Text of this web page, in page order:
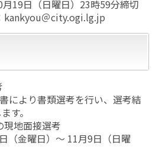
日（日曜日）23時59分締切
＠city.ogi.lg.jp
より書類選考を行い、選考結
す。
現地面接選考
金曜日）～ 11月9日（日曜